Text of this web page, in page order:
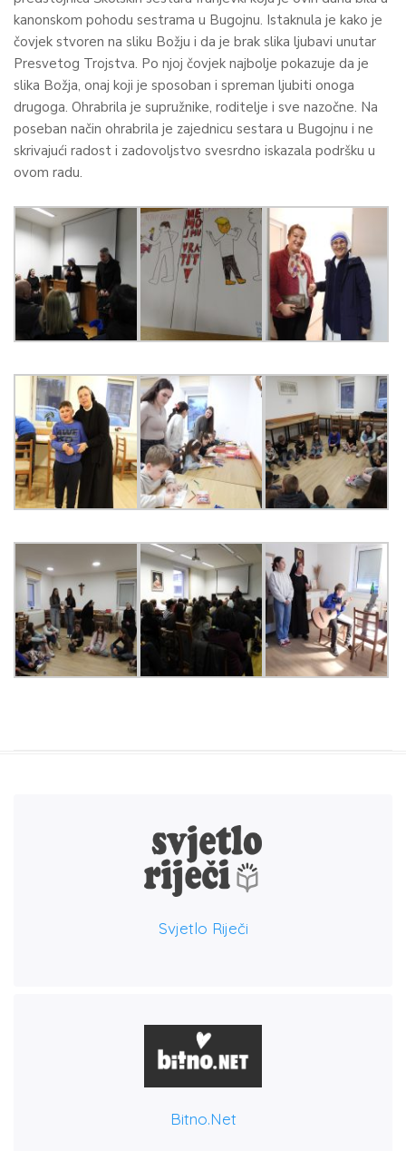
kanonskom pohodu sestrama u Bugojnu. Istaknula je kako je
čovjek stvoren na sliku Božju i da je brak slika ljubavi unutar
Presvetog Trojstva. Po njoj čovjek najbolje pokazuje da je
slika Božja, onaj koji je sposoban i spreman ljubiti onoga
drugoga. Ohrabrila je supružnike, roditelje i sve nazočne. Na
poseban način ohrabrila je zajednicu sestara u Bugojnu i ne
skrivajući radost i zadovoljstvo svesrdno iskazala podršku u
ovom radu.
Svjetlo Riječi
Bitno.net